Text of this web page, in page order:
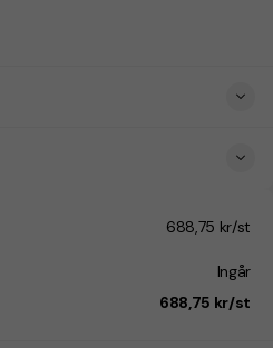
688,75 kr/st
Ingår
688,75 kr/st